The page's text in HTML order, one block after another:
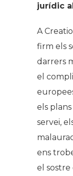
jurídic
A
firm els
darrers
el
els
servei,
ens
el sostre